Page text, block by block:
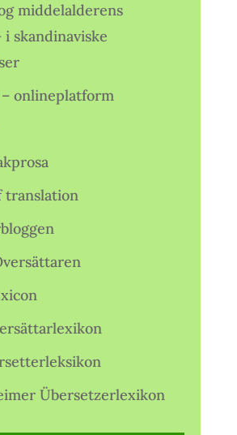
middelalderens
skandinaviske
onlineplatform
translation
Übersetzerlexikon